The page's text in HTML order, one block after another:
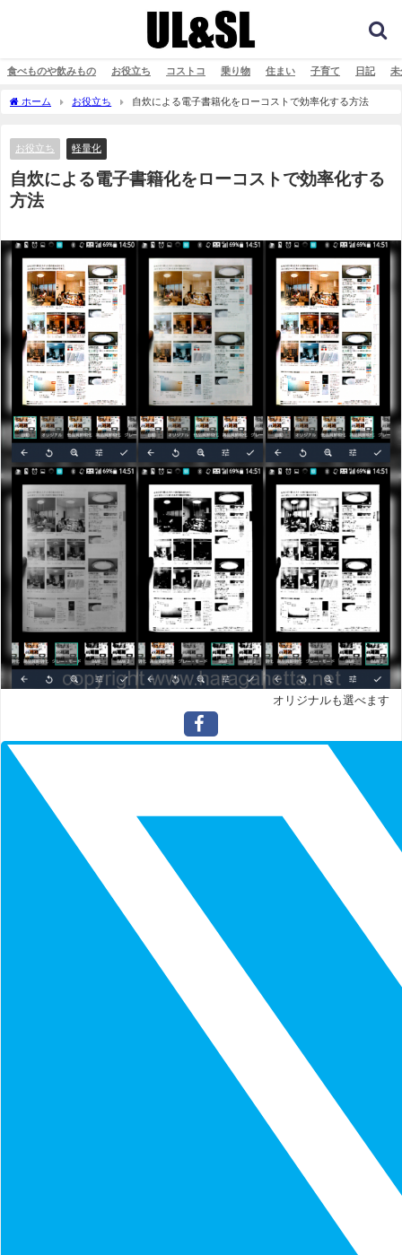
食べものや飲みもの お役立ち コストコ 乗り物 住まい 子育て 日記 未
ホーム お役立ち 自炊による電子書籍化をローコストで効率化する方法
お役立ち 軽量化
自炊による電子書籍化をローコストで効率化する
方法
オリジナルも選べます